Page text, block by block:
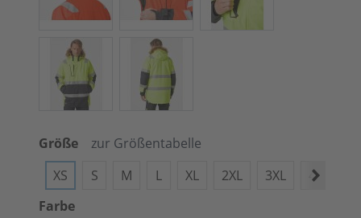
Größe
zur Größentabelle
XS
S M L XL 2XL 3XL
4XL
Farbe